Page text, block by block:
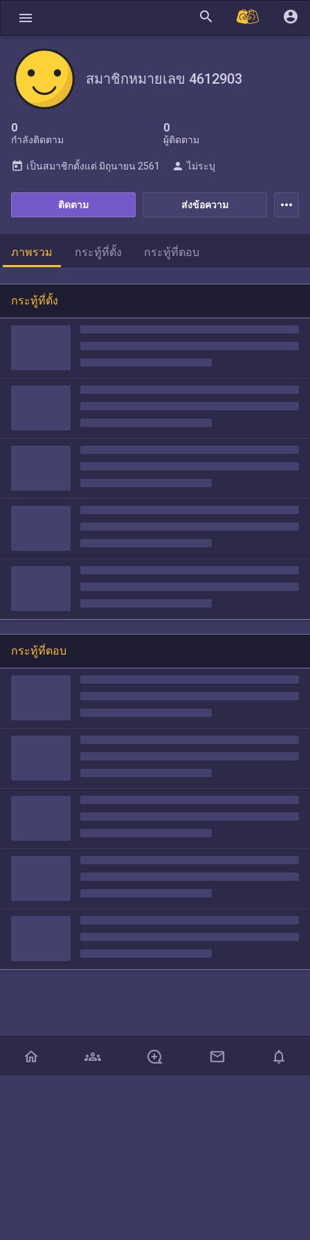
menu search account_circle
สมาชิกหมายเลข 4612903
0
กำลังติดตาม
0
ผู้ติดตาม
ส่งข้อความ
ติดตาม
today เป็นสมาชิกตั้งแต่ มิถุนายน 2561 person ไม่ระบุ
more_horiz
ภาพรวม กระทู้ที่ตั้ง กระทู้ที่ตอบ
กระทู้ที่ตั้ง
กระทู้ที่ตอบ